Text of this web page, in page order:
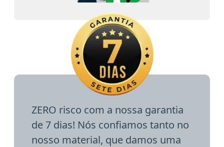
ZERO risco com a nossa garantia
de 7 dias! Nós confiamos tanto no
nosso material, que damos uma